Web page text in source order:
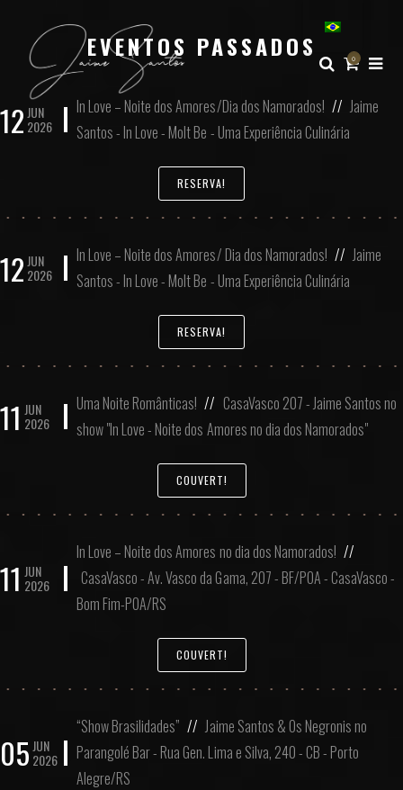
0
EVENTOS PASSADOS
12 JUN
2026
In Love – Noite dos Amores/Dia dos Namorados! // Jaime
Santos - In Love - Molt Be - Uma Experiência Culinária
RESERVA!
12 JUN
2026
In Love – Noite dos Amores/ Dia dos Namorados! // Jaime
Santos - In Love - Molt Be - Uma Experiência Culinária
RESERVA!
11 JUN
2026
Uma Noite Românticas! // CasaVasco 207 - Jaime Santos no
show "In Love - Noite dos Amores no dia dos Namorados"
COUVERT!
11 JUN
2026
In Love – Noite dos Amores no dia dos Namorados! //
CasaVasco - Av. Vasco da Gama, 207 - BF/POA - CasaVasco -
Bom Fim-POA/RS
COUVERT!
05 JUN
2026
“Show Brasilidades” // Jaime Santos & Os Negronis no
Parangolé Bar - Rua Gen. Lima e Silva, 240 - CB - Porto
Alegre/RS